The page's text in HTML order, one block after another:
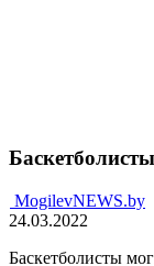
MogilevNEWS.by
24.03.2022
Баскетболисты